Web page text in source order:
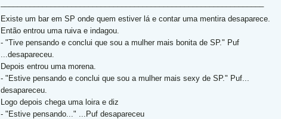
Existe um bar em SP onde quem estiver lá e contar uma mentira desaparece.
Então entrou uma ruiva e indagou.
- "Tive pensando e conclui que sou a mulher mais bonita de SP." Puf
...desapareceu.
Depois entrou uma morena.
- "Estive pensando e conclui que sou a mulher mais sexy de SP." Puf...
desapareceu.
Logo depois chega uma loira e diz
- "Estive pensando..." ...Puf desapareceu